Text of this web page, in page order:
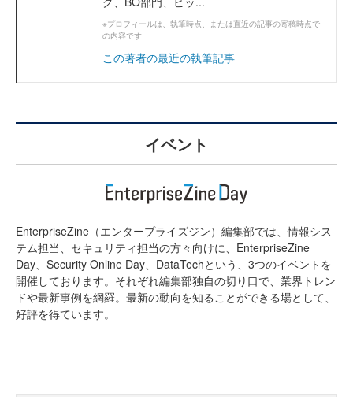
※プロフィールは、執筆時点、または直近の記事の寄稿時点で
の内容です
この著者の最近の執筆記事
イベント
EnterpriseZine（エンタープライズジン）編集部では、情報シス
テム担当、セキュリティ担当の方々向けに、EnterpriseZine
Day、Security Online Day、DataTechという、3つのイベントを
開催しております。それぞれ編集部独自の切り口で、業界トレン
ドや最新事例を網羅。最新の動向を知ることができる場として、
好評を得ています。